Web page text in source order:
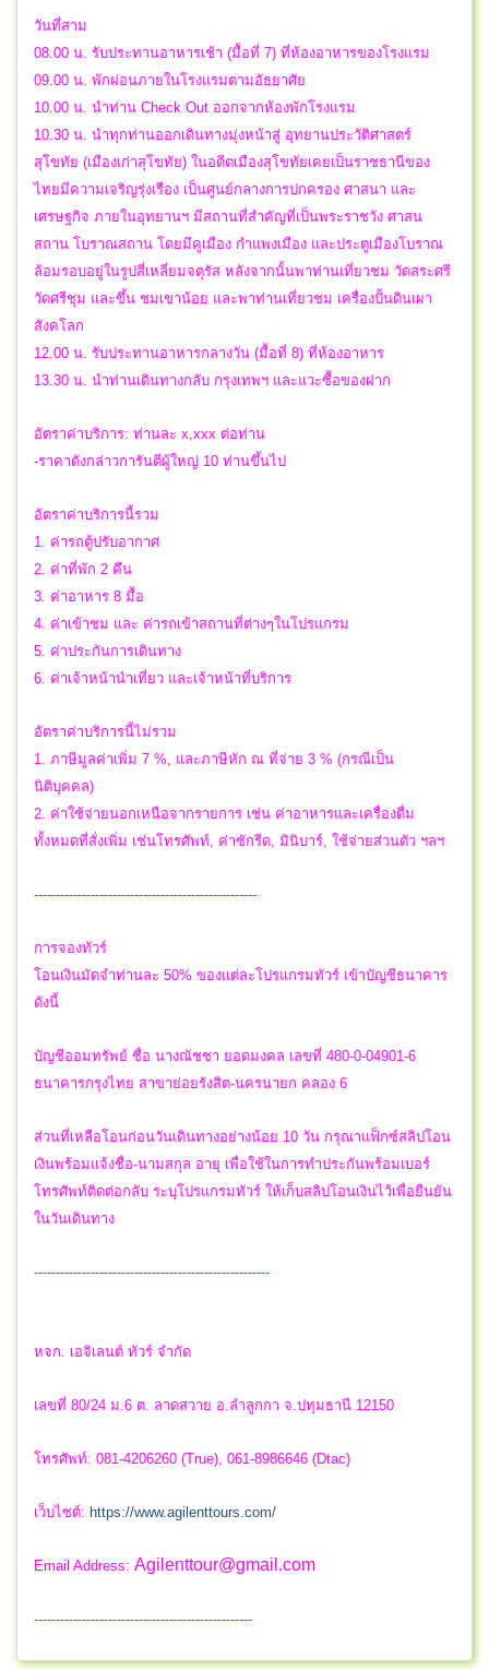
วันที่สาม
08.00 น. รับประทานอาหารเช้า (มื้อที่ 7) ที่ห้องอาหารของโรงแรม
09.00 น. พักผ่อนภายในโรงแรมตามอัธยาศัย
10.00 น. นำท่าน Check Out ออกจากห้องพักโรงแรม
10.30 น. นำทุกท่านออกเดินทางมุ่งหน้าสู่ อุทยานประวัติศาสตร์
สุโขทัย (เมืองเก่าสุโขทัย) ในอดีตเมืองสุโขทัยเคยเป็นราชธานีของ
ไทยมีความเจริญรุ่งเรือง เป็นศูนย์กลางการปกครอง ศาสนา และ
เศรษฐกิจ ภายในอุทยานฯ มีสถานที่สำคัญที่เป็นพระราชวัง ศาสน
สถาน โบราณสถาน โดยมีคูเมือง กำแพงเมือง และประตูเมืองโบราณ
ล้อมรอบอยู่ในรูปสี่เหลี่ยมจตุรัส หลังจากนั้นพาท่านเที่ยวชม วัดสระศรี
วัดศรีชุม และขึ้น ชมเขาน้อย และพาท่านเที่ยวชม เครื่องปั้นดินเผา
สังคโลก
12.00 น. รับประทานอาหารกลางวัน (มื้อที่ 8) ที่ห้องอาหาร
13.30 น. นำท่านเดินทางกลับ กรุงเทพฯ และแวะซื้อของฝาก
อัตราค่าบริการ: ท่านละ x,xxx ต่อท่าน
-ราคาดังกล่าวการันตีผู้ใหญ่ 10 ท่านขึ้นไป
อัตราค่าบริการนี้รวม
1. ค่ารถตู้ปรับอากาศ
2. ค่าที่พัก 2 คืน
3. ค่าอาหาร 8 มื้อ
4. ค่าเข้าชม และ ค่ารถเข้าสถานที่ต่างๆในโปรแกรม
5. ค่าประกันการเดินทาง
6. ค่าเจ้าหน้านำเที่ยว และเจ้าหน้าที่บริการ
อัตราค่าบริการนี้ไม่รวม
1. ภาษีมูลค่าเพิ่ม 7 %, และภาษีหัก ณ ที่จ่าย 3 % (กรณีเป็น
นิติบุคคล)
2. ค่าใช้จ่ายนอกเหนือจากรายการ เช่น ค่าอาหารและเครื่องดื่ม
ทั้งหมดที่สั่งเพิ่ม เช่นโทรศัพท์, ค่าซักรีด, มินิบาร์, ใช้จ่ายส่วนตัว ฯลฯ
---------------------------------------------------
การจองทัวร์
โอนเงินมัดจำท่านละ 50% ของแต่ละโปรแกรมทัวร์ เข้าบัญชีธนาคาร
ดังนี้
บัญชีออมทรัพย์ ชื่อ นางณัชชา ยอดมงคล เลขที่ 480-0-04901-6
ธนาคารกรุงไทย สาขาย่อยรังสิต-นครนายก คลอง 6
ส่วนที่เหลือโอนก่อนวันเดินทางอย่างน้อย 10 วัน กรุณาแฟ็กซ์สลิปโอน
เงินพร้อมแจ้งชื่อ-นามสกุล อายุ เพื่อใช้ในการทำประกันพร้อมเบอร์
โทรศัพท์ติดต่อกลับ ระบุโปรแกรมทัวร์ ให้เก็บสลิปโอนเงินไว้เพื่อยืนยัน
ในวันเดินทาง
------------------------------------------------------
หจก. เอจิเลนต์ ทัวร์ จำกัด
เลขที่ 80/24 ม.6 ต. ลาดสวาย อ.ลำลูกกา จ.ปทุมธานี 12150
โทรศัพท์: 081-4206260 (True), 061-8986646 (Dtac)
เว็บไซต์: https://www.agilenttours.com/
Email Address: Agilenttour@gmail.com
--------------------------------------------------